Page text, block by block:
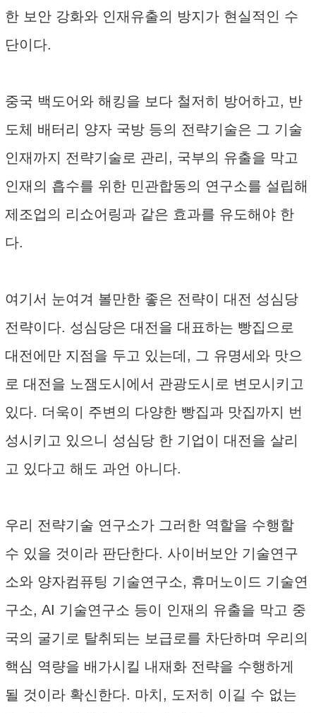
한 보안 강화와 인재유출의 방지가 현실적인 수
단이다.
중국 백도어와 해킹을 보다 철저히 방어하고, 반
도체 배터리 양자 국방 등의 전략기술은 그 기술
인재까지 전략기술로 관리, 국부의 유출을 막고
인재의 흡수를 위한 민관합동의 연구소를 설립해
제조업의 리쇼어링과 같은 효과를 유도해야 한
다.
여기서 눈여겨 볼만한 좋은 전략이 대전 성심당
전략이다. 성심당은 대전을 대표하는 빵집으로
대전에만 지점을 두고 있는데, 그 유명세와 맛으
로 대전을 노잼도시에서 관광도시로 변모시키고
있다. 더욱이 주변의 다양한 빵집과 맛집까지 번
성시키고 있으니 성심당 한 기업이 대전을 살리
고 있다고 해도 과언 아니다.
우리 전략기술 연구소가 그러한 역할을 수행할
수 있을 것이라 판단한다. 사이버보안 기술연구
소와 양자컴퓨팅 기술연구소, 휴머노이드 기술연
구소, AI 기술연구소 등이 인재의 유출을 막고 중
국의 굴기로 탈취되는 보급로를 차단하며 우리의
핵심 역량을 배가시킬 내재화 전략을 수행하게
될 것이라 확신한다. 마치, 도저히 이길 수 없는